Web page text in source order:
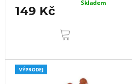
149 Kč
Skladem
VÝPRODEJ